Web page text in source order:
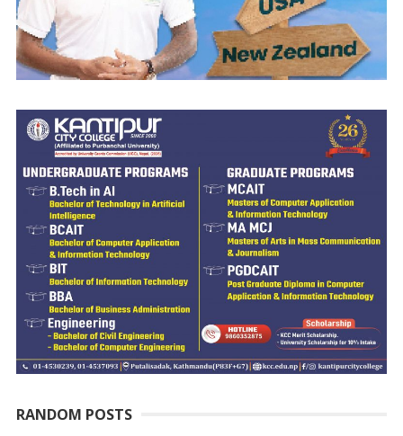
RANDOM POSTS